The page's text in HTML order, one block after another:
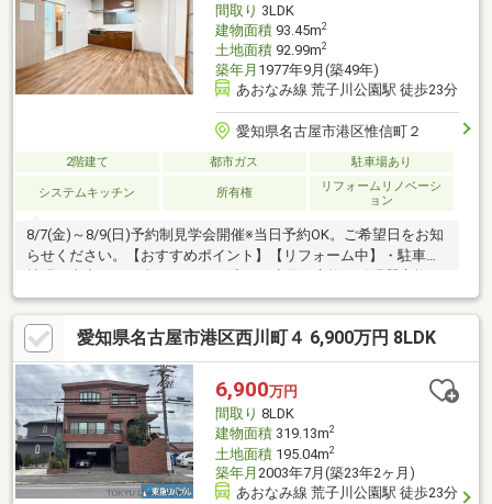
間取り 3LDK
建物面積93.45m2
土地面積92.99m2
築年月 1977年9月(築49年)
あおなみ線 荒子川公園駅 徒歩23分
愛知県名古屋市港区惟信町２
2階建て 都市ガス 駐車場あり
システムキッチン 所有権
リフォームリノベーシ
ョン
8/7(金)～8/9(日)予約制見学会開催※当日予約OK。ご希望日をお知
らせください。【おすすめポイント】【リフォーム中】・駐車場
拡張工事中・2023年リフォーム済み（水回り交換、給湯器交換、
外壁塗装、クロス張替えなど）・駐車一台可能・シロアリ防除工
事施工後5年間保証・返済額や融資可能額など、お客様のご希望に
あわせてご提案。住宅ローンが初めての方でもお気軽にご相談く
ださい【周辺施設】・あおなみ線荒川公園駅まで約1800ｍ（徒歩
約23分）・名古屋市バス「惟信高校正門」停留所まで約350ｍ
（徒歩約5分）・高木小学校まで約900ｍ（徒歩約12分）・宝神中
学校まで約2
愛知県名古屋市港区西川町４ 6,900万円 8LDK
6,900万円
間取り 8LDK
建物面積319.13m2
土地面積195.04m2
築年月 2003年7月(築23年2ヶ月)
あおなみ線 荒子川公園駅 徒歩23分